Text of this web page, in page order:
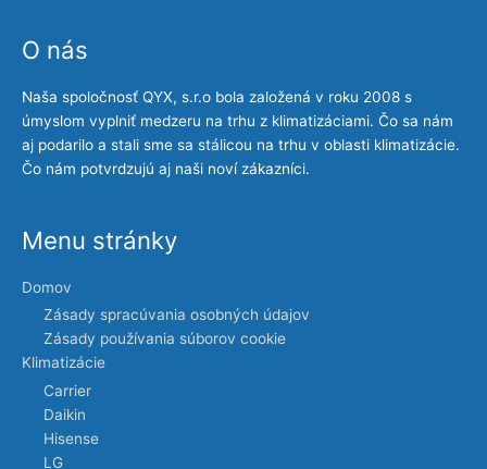
O nás
Naša spoločnosť QYX, s.r.o bola založená v roku 2008 s
úmyslom vyplniť medzeru na trhu z klimatizáciami. Čo sa nám
aj podarilo a stali sme sa stálicou na trhu v oblasti klimatizácie.
Čo nám potvrdzujú aj naši noví zákazníci.
Menu stránky
Domov
Zásady spracúvania osobných údajov
Zásady používania súborov cookie
Klimatizácie
Carrier
Daikin
Hisense
LG